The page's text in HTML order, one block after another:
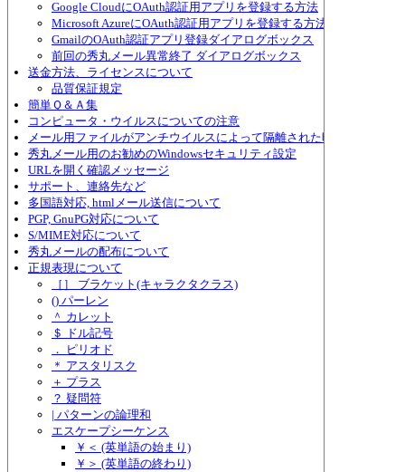
Google CloudにOAuth認証用アプリを登録する方法
Microsoft AzureにOAuth認証用アプリを登録する方法
GmailのOAuth認証アプリ登録ダイアログボックス
前回の秀丸メール異常終了 ダイアログボックス
送金方法、ライセンスについて
品質保証規定
簡単Ｑ＆Ａ集
コンピュータ・ウイルスについての注意
メール用ファイルがアンチウイルスによって隔離された時の対策
秀丸メール用のお勧めのWindowsセキュリティ設定
URLを開く確認メッセージ
サポート、連絡先など
多国語対応, htmlメール送信について
PGP, GnuPG対応について
S/MIME対応について
秀丸メールの配布について
正規表現について
［］ ブラケット(キャラクタクラス)
() パーレン
＾ カレット
＄ ドル記号
． ピリオド
＊ アスタリスク
＋ プラス
？ 疑問符
| パターンの論理和
エスケープシーケンス
￥＜ (英単語の始まり)
￥＞ (英単語の終わり)